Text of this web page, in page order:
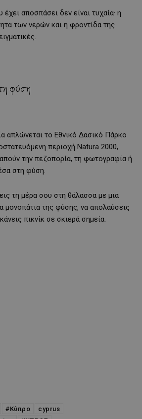
αποσπάσει δεν είναι τυχαία· η
των νερών και η φροντίδα της
φύση
απλώνεται το Εθνικό Δασικό Πάρκο
περιοχή Natura 2000,
την πεζοπορία, τη φωτογραφία ή
στη φύση.
τη μέρα σου στη θάλασσα με μια
μονοπάτια της φύσης, να απολαύσεις
πικνίκ σε σκιερά σημεία.
#Κύπρο
cyprus